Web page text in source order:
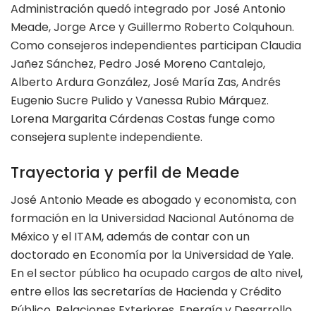
Administración quedó integrado por José Antonio
Meade, Jorge Arce y Guillermo Roberto Colquhoun.
Como consejeros independientes participan Claudia
Jañez Sánchez, Pedro José Moreno Cantalejo,
Alberto Ardura González, José María Zas, Andrés
Eugenio Sucre Pulido y Vanessa Rubio Márquez.
Lorena Margarita Cárdenas Costas funge como
consejera suplente independiente.
Trayectoria y perfil de Meade
José Antonio Meade es abogado y economista, con
formación en la Universidad Nacional Autónoma de
México y el ITAM, además de contar con un
doctorado en Economía por la Universidad de Yale.
En el sector público ha ocupado cargos de alto nivel,
entre ellos las secretarías de Hacienda y Crédito